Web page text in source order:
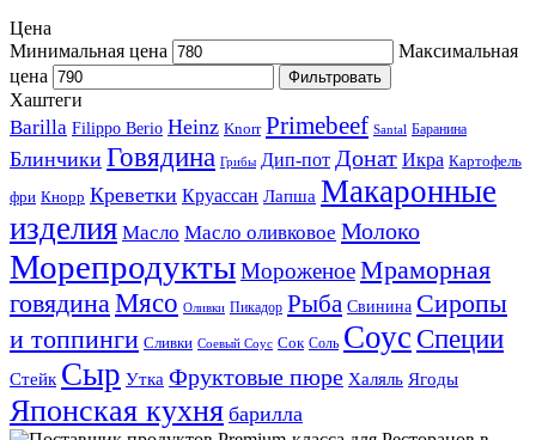
Цена
Минимальная цена
Максимальная
цена
Фильтровать
Хаштеги
Barilla Filippo Berio Heinz Knorr Primebeef Santal Баранина
Блинчики Говядина Грибы Дип-пот Донат Икра Картофель
фри Кнорр Креветки Круассан Лапша Макаронные
изделия Масло Масло оливковое Молоко
МорепродуктыМороженоеМраморная
говядинаМясо Оливки Пикадор Рыба Свинина Сиропы
и топпинги Сливки Соевый Соус Сок Соль Соус Специи
Стейк Сыр Утка Фруктовые пюре Халяль Ягоды
Японская кухня барилла